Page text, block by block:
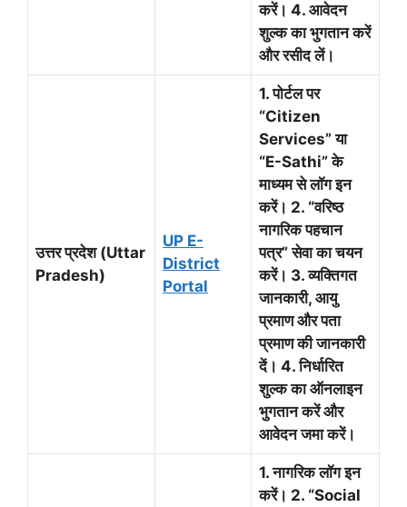
करें। 4. आवेदन
शुल्क का भुगतान करें
और रसीद लें।
उत्तर प्रदेश (Uttar
Pradesh)
UP E-
District
Portal
1. पोर्टल पर
“Citizen
Services” या
“E-Sathi” के
माध्यम से लॉग इन
करें। 2. “वरिष्ठ
नागरिक पहचान
पत्र” सेवा का चयन
करें। 3. व्यक्तिगत
जानकारी, आयु
प्रमाण और पता
प्रमाण की जानकारी
दें। 4. निर्धारित
शुल्क का ऑनलाइन
भुगतान करें और
आवेदन जमा करें।
1. नागरिक लॉग इन
करें। 2. “Social